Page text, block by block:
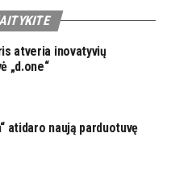
atveria inovatyvių
„d.one“
atidaro naują parduotuvę